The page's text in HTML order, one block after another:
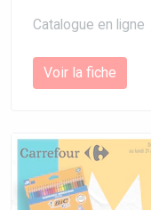
Catalogue en ligne
Voir la fiche